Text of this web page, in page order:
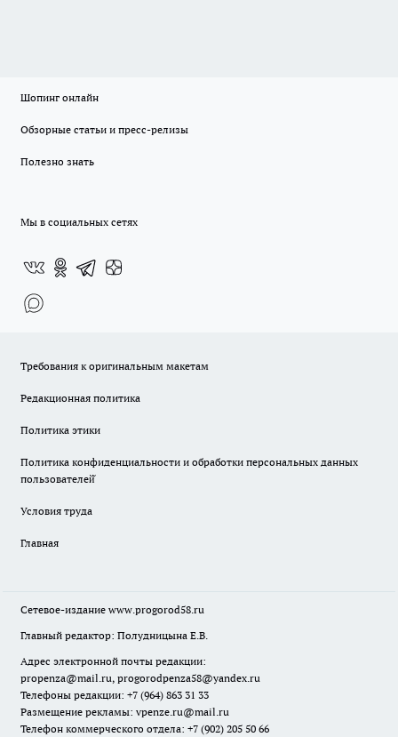
Шопинг онлайн
Обзорные статьи и пресс-релизы
Полезно знать
Мы в социальных сетях
Требования к оригинальным макетам
Редакционная политика
Политика этики
Политика конфиденциальности и обработки персональных данных
пользователей̆
Условия труда
Главная
Сетевое-издание www.progorod58.ru
Главный редактор: Полудницына Е.В.
Адрес электронной почты редакции:
propenza@mail.ru, progorodpenza58@yandex.ru
Телефоны редакции: +7 (964) 863 31 33
Размещение рекламы: vpenze.ru@mail.ru
Телефон коммерческого отдела: +7 (902) 205 50 66